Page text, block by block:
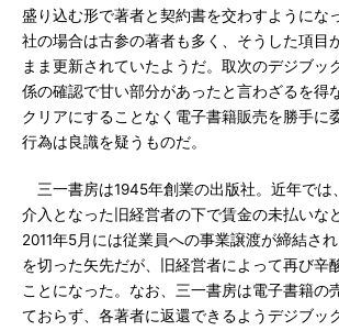
盛り込む形で著者と契約書を交わすようにな
社の場合は古参の著者も多く、そうした項目
まま更新されていたようだ。取次のデジブッ
係の確認で甘い部分があったと言わざるを得
クリアにすることなく電子書籍販売を勝手に
行為は良識を疑うものだ。
三一書房は1945年創業の出版社。近年では
介入となった旧経営者の下で賃金の未払いな
2011年5月には従業員への事業譲渡が締結さ
を切った矢先だが、旧経営者によって再び辛
ことになった。なお、三一書房は電子書籍の
ておらず、各著者に返還できるようデジブッ